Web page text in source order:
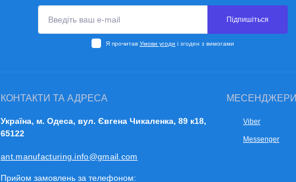
Підпишіться
Я прочитав Умови угоди і згоден з вимогами
КОНТАКТИ ТА АДРЕСА
Українa, м. Одеса, вул. Євгена Чикаленка, 89 к18,
65122
ant.manufacturing.info@gmail.com
Прийом замовлень за телефоном:
Viber
Messenger